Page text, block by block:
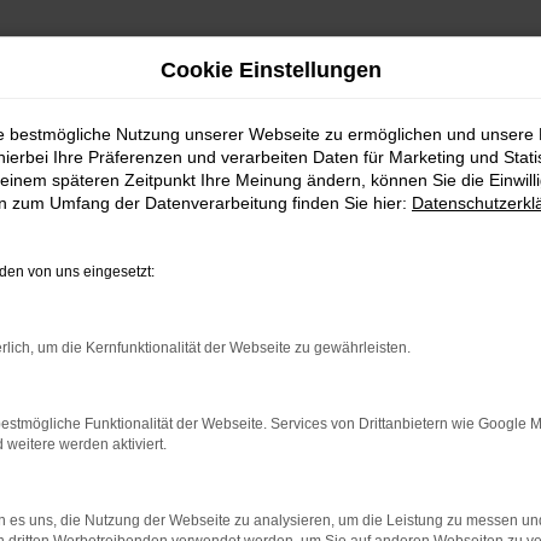
nach Bad Oeynhausen.
Audi
für Bad Oeynhausen
Meinung sind auch wir vom Autohaus Meier und verkaufen
uns bereits seit mehr als 100 Jahren und bis heute sind wir
Detail auf Qualität und eine exzellente Verarbeitung
auf Bundesstraßen oder Autobahn. Wenn Sie aus Bad
Bandbreite an Modellen.
Cookie Einstellungen
bestmögliche Nutzung unserer Webseite zu ermöglichen und unsere
Ihre Präferenzen und verarbeiten Daten für Marketing und
späteren Zeitpunkt Ihre Meinung ändern, können Sie die
zum Umfang der Datenverarbeitung finden Sie hier:
von uns eingesetzt:
um die Kernfunktionalität der Webseite zu gewährleisten.
Funktionalität der Webseite. Services von Drittanbietern wie Google
weitere werden aktiviert.
es uns, die Nutzung der Webseite zu analysieren, um die Leistung zu messen